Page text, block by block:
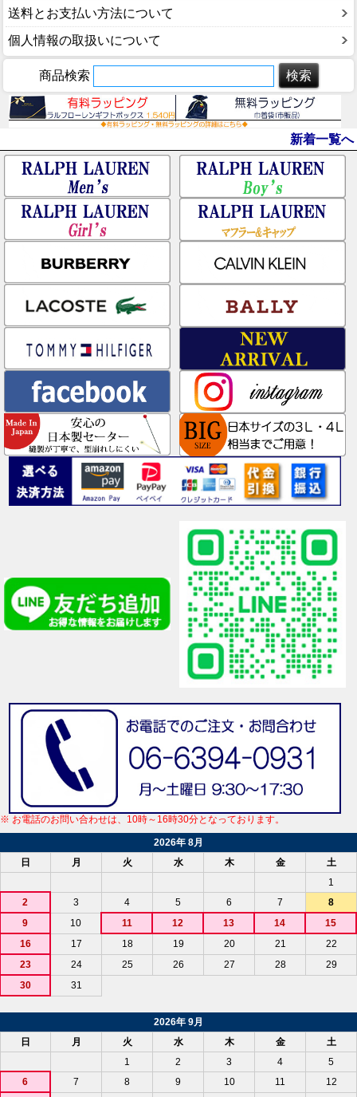
送料とお支払い方法について
個人情報の取扱いについて
商品検索
新着一覧へ
※ お電話のお問い合わせは、10時～16時30分となっております。
2026年 8月
日
月 火 水 木 金
土
1
2
3 4 5 6 7
8
9
10 11 12 13 14
15
16
17 18 19 20 21
22
23
24 25 26 27 28
29
30
31
2026年 9月
日
月 火 水 木 金
土
1
2 3 4
5
6
7 8 9 10 11 12